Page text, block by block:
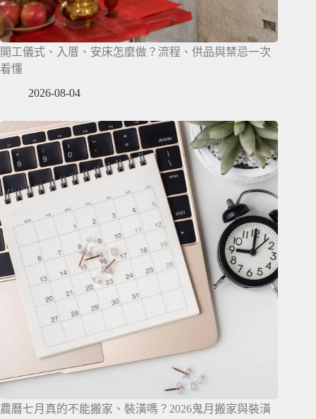
開工儀式、入厝、安床怎麼做？流程、供品與禁忌一次
看懂
2026-08-04
農曆七月真的不能搬家、裝潢嗎？2026鬼月搬家與裝潢